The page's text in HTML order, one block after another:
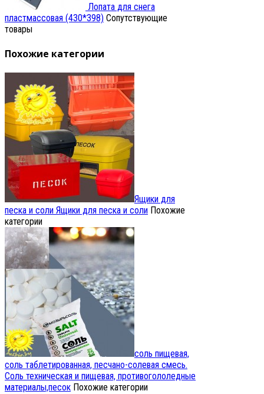
Лопата для снега
пластмассовая (430*398) Сопутствующие
товары
Похожие категории
Ящики для
песка и соли Ящики для песка и соли Похожие
категории
соль пищевая,
соль таблетированная, песчано-солевая смесь.
Соль техническая и пищевая, противогололедные
материалы,песок Похожие категории